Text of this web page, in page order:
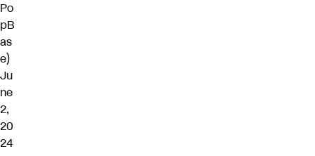
Po
pB
as
e)
Ju
ne
2,
20
24